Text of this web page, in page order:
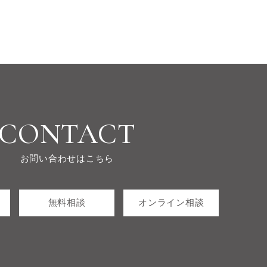
CONTACT
お問い合わせはこちら
無料相談 オンライン相談